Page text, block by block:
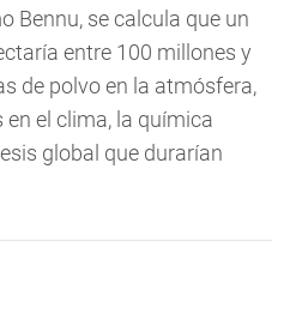
Bennu, se calcula que un
entre 100 millones y
de polvo en la atmósfera,
el clima, la química
global que durarían